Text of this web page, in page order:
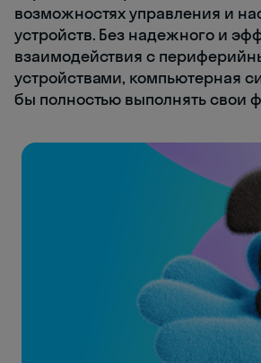
возможностях управления и
устройств. Без надежного и
взаимодействия с
устройствами, компьютерная
бы полностью выполнять свои